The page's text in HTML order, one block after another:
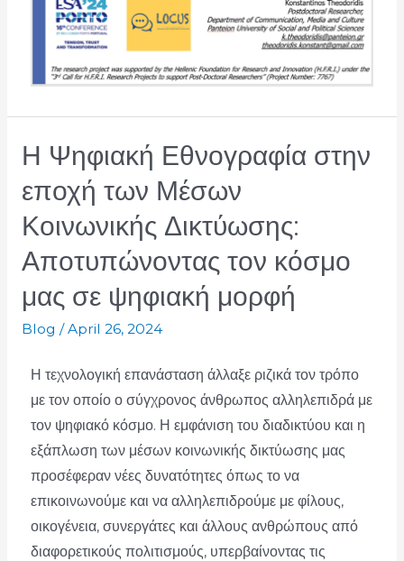
Η Ψηφιακή Εθνογραφία στην
εποχή των Μέσων
Κοινωνικής Δικτύωσης:
Αποτυπώνοντας τον κόσμο
μας σε ψηφιακή μορφή
Blog /April 26, 2024
Η τεχνολογική επανάσταση άλλαξε ριζικά τον τρόπο
με τον οποίο ο σύγχρονος άνθρωπος αλληλεπιδρά με
τον ψηφιακό κόσμο. Η εμφάνιση του διαδικτύου και η
εξάπλωση των μέσων κοινωνικής δικτύωσης μας
προσέφεραν νέες δυνατότητες όπως το να
επικοινωνούμε και να αλληλεπιδρούμε με φίλους,
οικογένεια, συνεργάτες και άλλους ανθρώπους από
διαφορετικούς πολιτισμούς, υπερβαίνοντας τις